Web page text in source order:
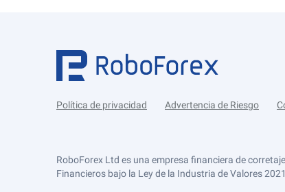
Política de privacidad Advertencia de Riesgo
RoboForex Ltd es una empresa financiera de
Financieros bajo la Ley de la Industria de Valores